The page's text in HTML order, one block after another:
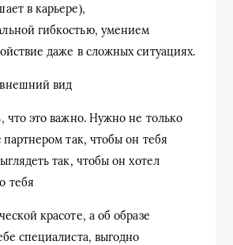
в карьере),
гибкостью, умением
даже в сложных ситуациях.
вид
что это важно. Нужно не только
партнером так, чтобы он тебя
так, чтобы он хотел
тебя
красоте, а об образе
специалиста, выгодно